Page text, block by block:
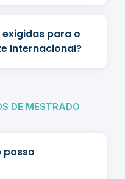
para o
Internacional?
DE MESTRADO
posso